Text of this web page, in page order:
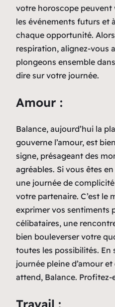
votre horoscope peuvent
les événements futurs et
chaque opportunité.
respiration, alignez-vous
plongeons ensemble
dire sur votre journée.
Amour :
Balance, aujourd’hui la
gouverne l’amour, est
signe, présageant des
agréables. Si vous êtes
une journée de
votre partenaire. C’est le
exprimer vos sentiments
célibataires, une
bien bouleverser votre
toutes les possibilités. En
journée pleine d’amour
attend, Balance. Profitez-
Travail :